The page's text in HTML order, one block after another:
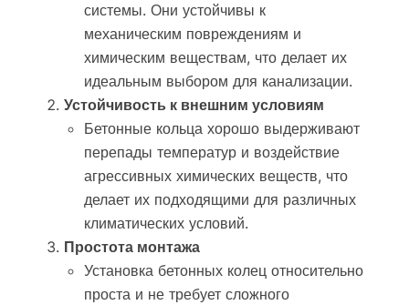
системы. Они устойчивы к
механическим повреждениям и
химическим веществам, что делает их
идеальным выбором для канализации.
Устойчивость к внешним условиям
Бетонные кольца хорошо выдерживают
перепады температур и воздействие
агрессивных химических веществ, что
делает их подходящими для различных
климатических условий.
Простота монтажа
Установка бетонных колец относительно
проста и не требует сложного